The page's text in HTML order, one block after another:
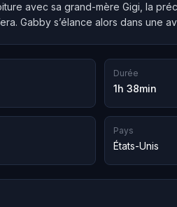
avec sa grand-mère Gigi, la
Gabby s’élance alors dans une
Durée
1h 38min
Pays
États-Unis